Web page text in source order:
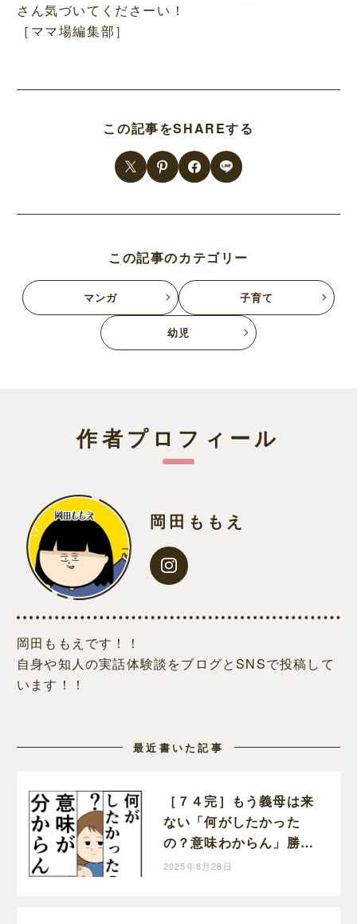
さん気づいてくださーい！
［ママ場編集部］
この記事をSHAREする
この記事のカテゴリー
マンガ 子育て
幼児
作者プロフィール
岡田ももえ
岡田ももえです！！
自身や知人の実話体験談をブログとSNSで投稿して
います！！
最近書いた記事
［７４完］もう義母は来
ない「何がしたかった
の？意味わからん」勝っ
た！クセ強義母に抗う嫁
2025年8月28日